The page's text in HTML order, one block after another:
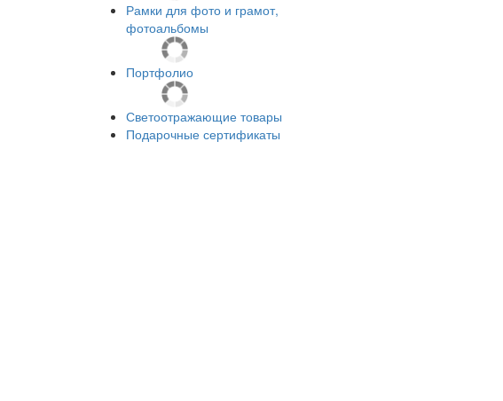
Рамки для фото и грамот,
фотоальбомы
Портфолио
Светоотражающие товары
Подарочные сертификаты